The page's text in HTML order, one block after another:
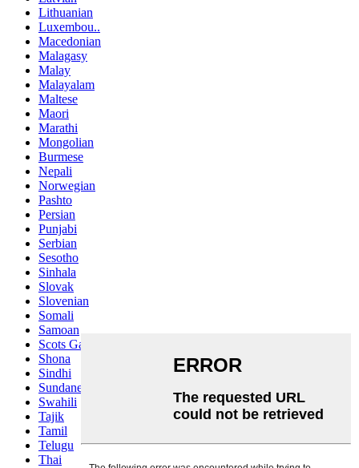
Lithuanian
Luxembou..
Macedonian
Malagasy
Malay
Malayalam
Maltese
Maori
Marathi
Mongolian
Burmese
Nepali
Norwegian
Pashto
Persian
Punjabi
Serbian
Sesotho
Sinhala
Slovak
Slovenian
Somali
Samoan
Scots Gaelic
Shona
Sindhi
Sundanese
Swahili
Tajik
Tamil
Telugu
Thai